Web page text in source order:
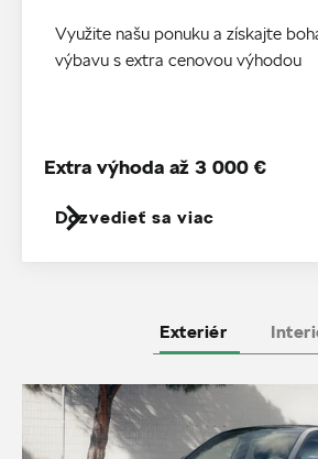
Využite našu ponuku a získajte
výbavu s extra cenovou výhodou
Dozvedieť sa viac
Extra výhoda až 3 000 €
Exteriér